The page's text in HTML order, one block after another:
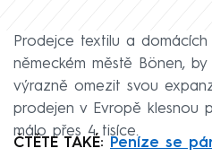
Prodejce textilu a
německém městě Bönen,
výrazně omezit svou
prodejen v Evropě klesnou
málo přes 4 tisíce.
ČTĚTE TAKÉ: Peníze se